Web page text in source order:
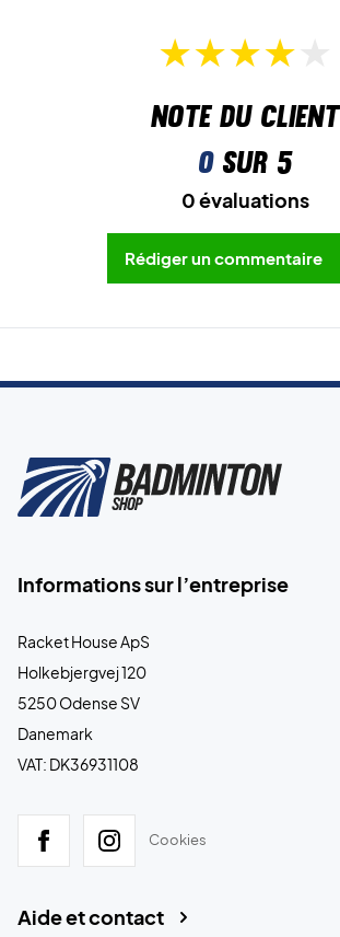
Note du client
0sur 5
0 évaluations
Rédiger un commentaire
Informations sur l’entreprise
Racket House ApS
Holkebjergvej 120
5250 Odense SV
Danemark
VAT: DK36931108
Cookies
Aide et contact